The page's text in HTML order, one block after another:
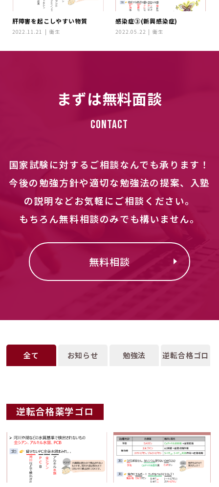
肝障害を起こしやすい物質
2022.11.21 衛生
感染症③(新興感染症)
2022.05.22 衛生
まずは無料面談
Contact
国家試験に対するご相談なんでも承ります！
今後の勉強方針や適切な勉強法の提案、入塾
の説明などお気軽にご相談ください。
もちろん無料相談のみでも構いません。
無料相談
全て お知らせ 勉強法 逆転合格ゴロ
逆転合格薬学ゴロ